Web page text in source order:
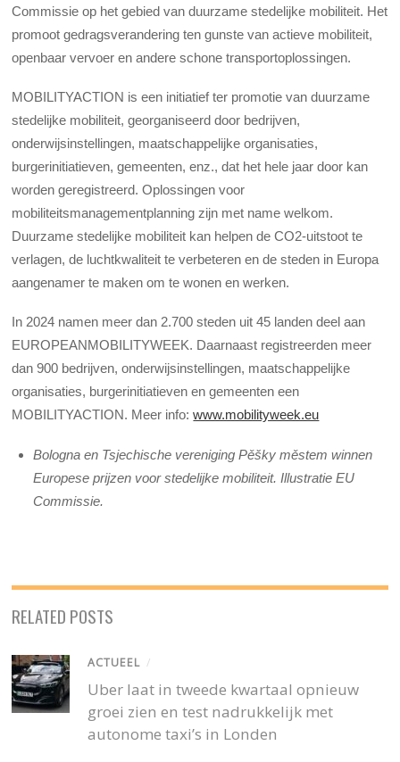
Commissie op het gebied van duurzame stedelijke mobiliteit. Het
promoot gedragsverandering ten gunste van actieve mobiliteit,
openbaar vervoer en andere schone transportoplossingen.
MOBILITYACTION is een initiatief ter promotie van duurzame
stedelijke mobiliteit, georganiseerd door bedrijven,
onderwijsinstellingen, maatschappelijke organisaties,
burgerinitiatieven, gemeenten, enz., dat het hele jaar door kan
worden geregistreerd. Oplossingen voor
mobiliteitsmanagementplanning zijn met name welkom.
Duurzame stedelijke mobiliteit kan helpen de CO2-uitstoot te
verlagen, de luchtkwaliteit te verbeteren en de steden in Europa
aangenamer te maken om te wonen en werken.
In 2024 namen meer dan 2.700 steden uit 45 landen deel aan
EUROPEANMOBILITYWEEK. Daarnaast registreerden meer
dan 900 bedrijven, onderwijsinstellingen, maatschappelijke
organisaties, burgerinitiatieven en gemeenten een
MOBILITYACTION. Meer info:www.mobilityweek.eu
Bologna en Tsjechische vereniging Pěšky městem winnen
Europese prijzen voor stedelijke mobiliteit. Illustratie EU
Commissie.
RELATED POSTS
ACTUEEL /
Uber laat in tweede kwartaal opnieuw
groei zien en test nadrukkelijk met
autonome taxi’s in Londen